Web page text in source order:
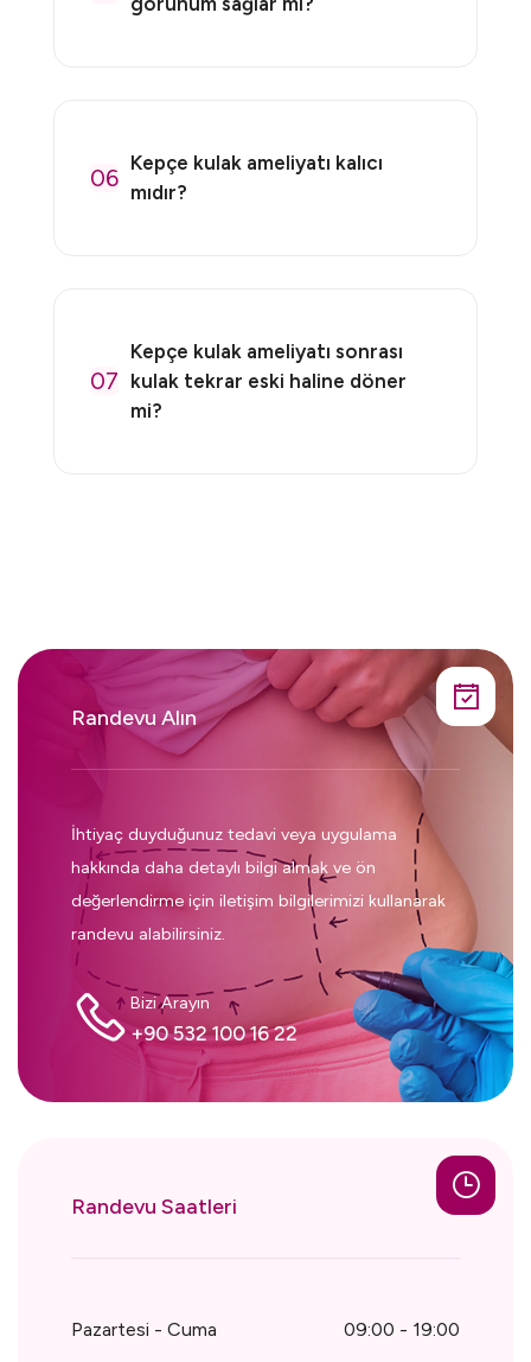
Randevu Alın
İhtiyaç duyduğunuz tedavi veya uygulama
hakkında daha detaylı bilgi almak ve ön
değerlendirme için iletişim bilgilerimizi kullanarak
randevu alabilirsiniz.
Bizi Arayın
+90 532 100 16 22
Randevu Saatleri
Pazartesi - Cuma 09:00 - 19:00
06
Kepçe kulak ameliyatı kalıcı
mıdır?
07
Kepçe kulak ameliyatı sonrası
kulak tekrar eski haline döner
mi?